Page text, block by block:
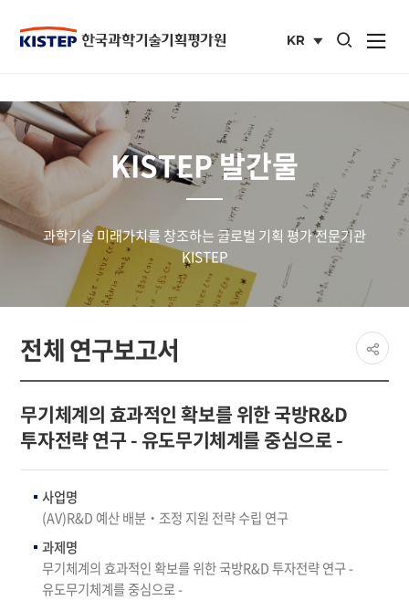
KR
통합검색 열기
사이트맵
KISTEP 발간물
과학기술 미래가치를 창조하는 글로벌 기획 평가 전문기관
KISTEP
전체 연구보고서
페이지
공유
share
무기체계의 효과적인 확보를 위한 국방R&D
투자전략 연구 - 유도무기체계를 중심으로 -
사업명
(AV)R&D 예산 배분‧조정 지원 전략 수립 연구
과제명
무기체계의 효과적인 확보를 위한 국방R&D 투자전략 연구 -
유도무기체계를 중심으로 -